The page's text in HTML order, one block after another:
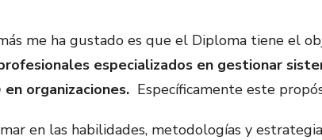
me ha gustado es que el Diploma tiene el
especializados en gestionar
en organizaciones. Específicamente este
en las habilidades, metodologías y